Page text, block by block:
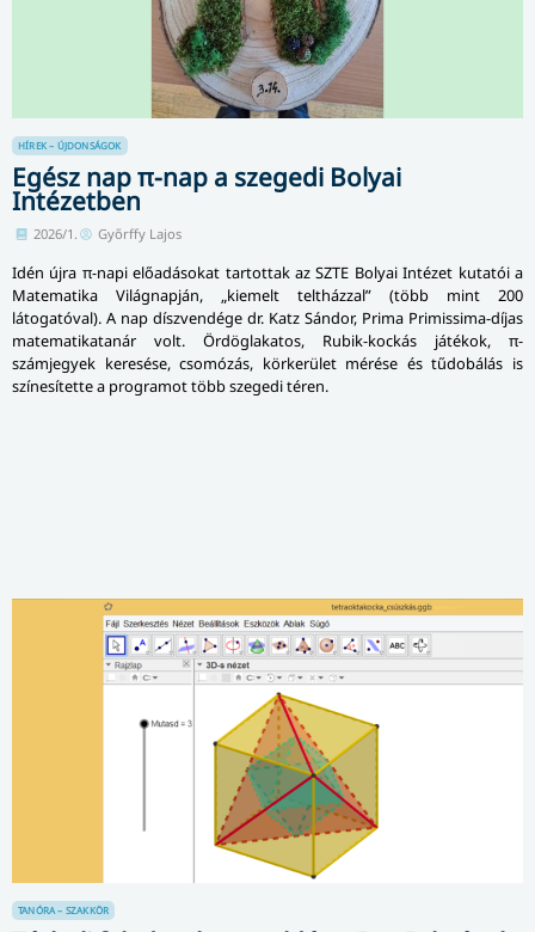
HÍREK – ÚJDONSÁGOK
Egész nap π-nap a szegedi Bolyai
Intézetben
2026/1. Győrffy Lajos
Idén újra π-napi előadásokat tartottak az SZTE Bolyai Intézet kutatói a
Matematika Világnapján, „kiemelt teltházzal” (több mint 200
látogatóval). A nap díszvendége dr. Katz Sándor, Prima Primissima-díjas
matematikatanár volt. Ördöglakatos, Rubik-kockás játékok, π-
számjegyek keresése, csomózás, körkerület mérése és tűdobálás is
színesítette a programot több szegedi téren.
TANÓRA – SZAKKÖR